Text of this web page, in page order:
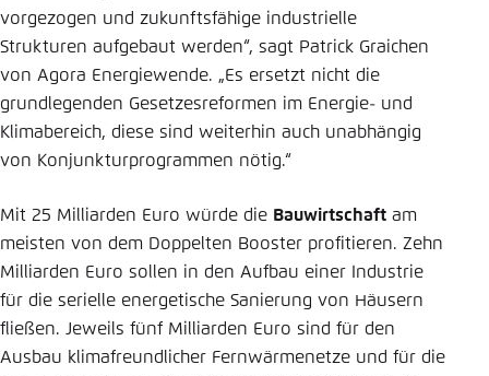
vorgezogen und zukunftsfähige industrielle
Strukturen aufgebaut werden“, sagt Patrick Graichen
von Agora Energiewende. „Es ersetzt nicht die
grundlegenden Gesetzesreformen im Energie- und
Klimabereich, diese sind weiterhin auch unabhängig
von Konjunkturprogrammen nötig.“
Mit 25 Milliarden Euro würde die Bauwirtschaft am
meisten von dem Doppelten Booster profitieren. Zehn
Milliarden Euro sollen in den Aufbau einer Industrie
für die serielle energetische Sanierung von Häusern
fließen. Jeweils fünf Milliarden Euro sind für den
Ausbau klimafreundlicher Fernwärmenetze und für die